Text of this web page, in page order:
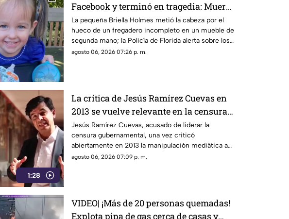
Facebook y terminó en tragedia: Muere
niña de 3 años atrapada en el mueble
La pequeña Briella Holmes metió la cabeza por el
hueco de un fregadero incompleto en un mueble de
segunda mano; la Policía de Florida alerta sobre los
riesgos de artículos infantiles usados
agosto 06, 2026 07:26 p. m.
1:28
La crítica de Jesús Ramírez Cuevas en
2013 se vuelve relevante en la censura
actual
Jesús Ramírez Cuevas, acusado de liderar la
censura gubernamental, una vez criticó
abiertamente en 2013 la manipulación mediática a
través de publicidad oficial
agosto 06, 2026 07:09 p. m.
VIDEO| ¡Más de 20 personas quemadas!
Explota pipa de gas cerca de casas y